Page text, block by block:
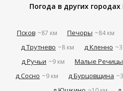
Погода в других
Псков ~87 км Печоры ~84 км
д Трутнево ~8 км д Кленно
д Ручьи ~9 км Малые Речицы
д Сосно ~9 км д Бурцовщина